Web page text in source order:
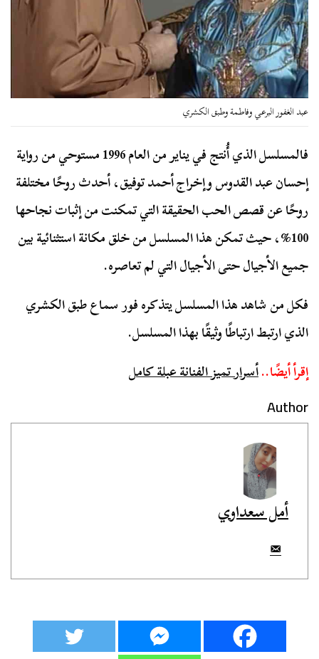
عبد الغفور البرعي وفاطمة وطبق الكشري
فالمسلسل الذي أُنتج في يناير من العام 1996 مستوحي من رواية
إحسان عبد القدوس وإخراج أحمد توفيق، أحدث روحًا مختلفة
روحًا عن قصص الحب الحقيقة التي تمكنت من إثبات نجاحها
100%، حيث تمكن هذا المسلسل من خلق مكانة استثنائية بين
جميع الأجيال حتى الأجيال التي لم تعاصره.
فكل من شاهد هذا المسلسل يتذكره فور سماع طبق الكشري
الذي ارتبط ارتباطًا وثيقًا بهذا المسلسل.
إقرأ أيضًا..أسرار تميز الفنانة عبلة كامل
Author
أمل سعداوي